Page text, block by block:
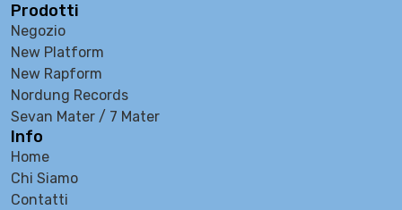
Prodotti
Negozio
New Platform
New Rapform
Nordung Records
Sevan Mater / 7 Mater
Info
Home
Chi Siamo
Contatti